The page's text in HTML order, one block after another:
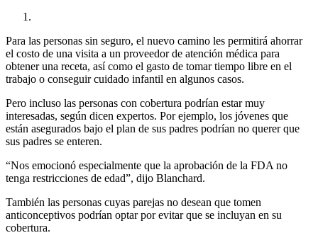
Para las personas sin seguro, el nuevo camino les permitirá ahorrar
el costo de una visita a un proveedor de atención médica para
obtener una receta, así como el gasto de tomar tiempo libre en el
trabajo o conseguir cuidado infantil en algunos casos.
Pero incluso las personas con cobertura podrían estar muy
interesadas, según dicen expertos. Por ejemplo, los jóvenes que
están asegurados bajo el plan de sus padres podrían no querer que
sus padres se enteren.
“Nos emocionó especialmente que la aprobación de la FDA no
tenga restricciones de edad”, dijo Blanchard.
También las personas cuyas parejas no desean que tomen
anticonceptivos podrían optar por evitar que se incluyan en su
cobertura.